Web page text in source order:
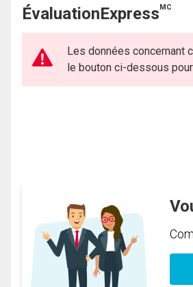
ÉvaluationExpressMC
Les données concernant
le bouton ci-dessous